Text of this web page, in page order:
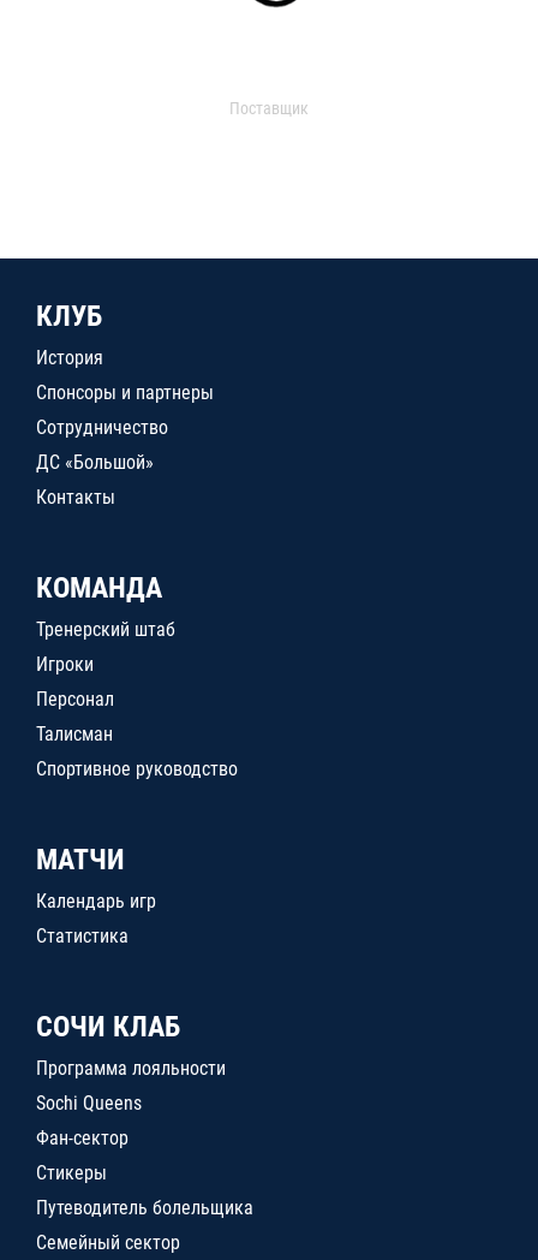
Поставщик
КЛУБ
История
Спонсоры и партнеры
Сотрудничество
ДС «Большой»
Контакты
КОМАНДА
Тренерский штаб
Игроки
Персонал
Талисман
Спортивное руководство
МАТЧИ
Календарь игр
Статистика
СОЧИ КЛАБ
Программа лояльности
Sochi Queens
Фан-сектор
Стикеры
Путеводитель болельщика
Семейный сектор